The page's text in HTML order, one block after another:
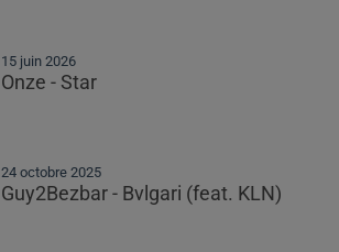
15 juin 2026
Onze - Star
24 octobre 2025
Guy2Bezbar - Bvlgari (feat. KLN)